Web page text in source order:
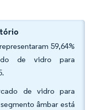
59,64%
de vidro para
de vidro para
âmbar está